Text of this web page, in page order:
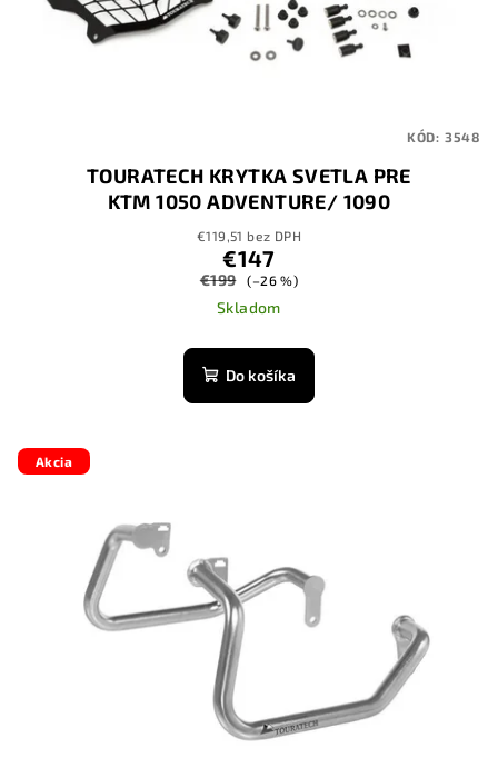
TOURATECH KRYTKA SVETLA PRE
KTM 1050 ADVENTURE/ 1090
ADVENTURE/ 1190 ADVENTURE/
1190 ADVENTURE R/ 1290 SUPER
ADVENTURE*OFFROAD USE ONLY*
€119,51 bez DPH
€147
€199 (–26 %)
Skladom
Do košíka
KÓD: 3548
Akcia